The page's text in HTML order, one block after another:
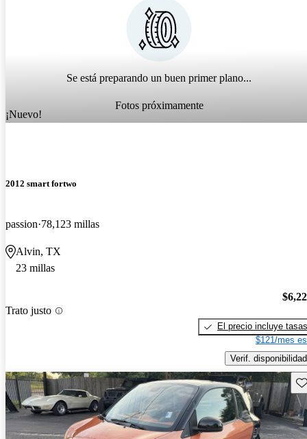
Se está preparando un buen primer plano...
Fotos próximamente
¡Nuevo!
2012 smart fortwo
passion 78,123 millas
Alvin, TX
23 millas
Trato justo
El precio incluye tasas
$121/mes
Verif. disponibilidad